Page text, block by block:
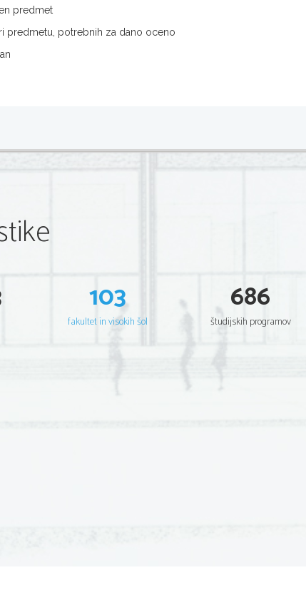
predmet
predmetu, potrebnih za dano oceno
103
fakultet in visokih šol
686
študijskih programov